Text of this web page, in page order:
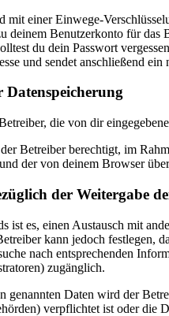
mit einer Einwege-
deinem Benutzerkonto für
du dein Passwort
und sendet anschließend ein
Datenspeicherung
die von dir
Betreiber berechtigt, im
der von deinem Browser
der Weitergabe
ist es, einen Austausch mit
kann jedoch festlegen,
nach entsprechenden
zugänglich.
genannten Daten wird der
verpflichtet ist oder die